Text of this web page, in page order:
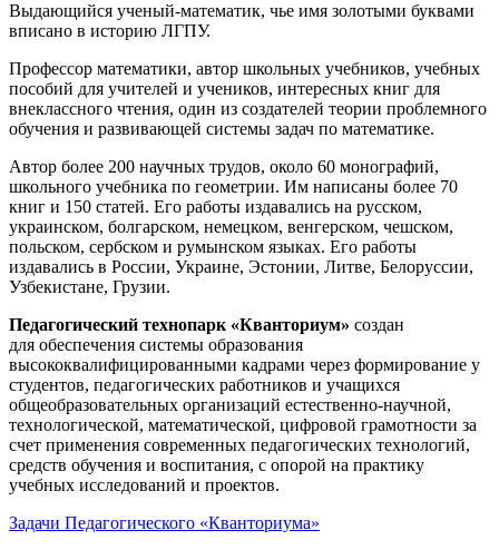
Выдающийся ученый-математик, чье имя золотыми буквами
вписано в историю ЛГПУ.
Профессор математики, автор школьных учебников, учебных
пособий для учителей и учеников, интересных книг для
внеклассного чтения, один из создателей теории проблемного
обучения и развивающей системы задач по математике.
Автор более 200 научных трудов, около 60 монографий,
школьного учебника по геометрии. Им написаны более 70
книг и 150 статей. Его работы издавались на русском,
украинском, болгарском, немецком, венгерском, чешском,
польском, сербском и румынском языках. Его работы
издавались в России, Украине, Эстонии, Литве, Белоруссии,
Узбекистане, Грузии.
Педагогический технопарк «Кванториум» создан
для обеспечения системы образования
высококвалифицированными кадрами через формирование у
студентов, педагогических работников и учащихся
общеобразовательных организаций естественно-научной,
технологической, математической, цифровой грамотности за
счет применения современных педагогических технологий,
средств обучения и воспитания, с опорой на практику
учебных исследований и проектов.
Задачи Педагогического «Кванториума»